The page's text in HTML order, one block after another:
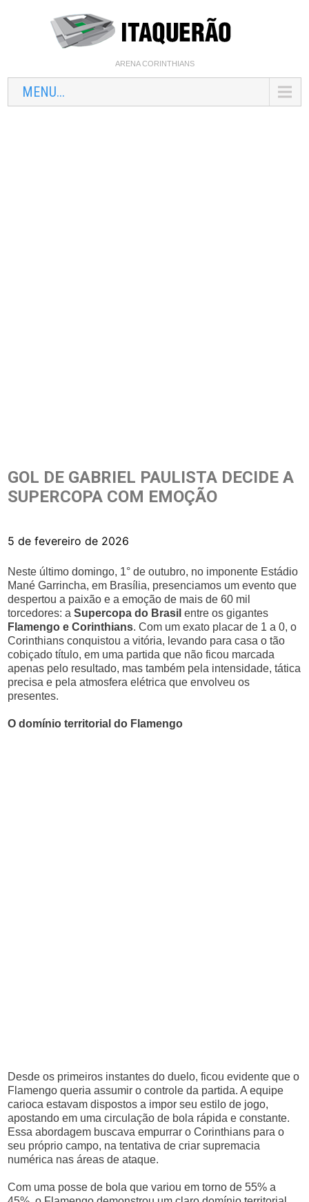
ARENA CORINTHIANS
MENU...
GOL DE GABRIEL PAULISTA DECIDE A
SUPERCOPA COM EMOÇÃO
5 de fevereiro de 2026
Neste último domingo, 1° de outubro, no imponente Estádio
Mané Garrincha, em Brasília, presenciamos um evento que
despertou a paixão e a emoção de mais de 60 mil
torcedores: aSupercopa do Brasil entre os gigantes
Flamengo e Corinthians. Com um exato placar de 1 a 0, o
Corinthians conquistou a vitória, levando para casa o tão
cobiçado título, em uma partida que não ficou marcada
apenas pelo resultado, mas também pela intensidade, tática
precisa e pela atmosfera elétrica que envolveu os
presentes.
O domínio territorial do Flamengo
Desde os primeiros instantes do duelo, ficou evidente que o
Flamengo queria assumir o controle da partida. A equipe
carioca estavam dispostos a impor seu estilo de jogo,
apostando em uma circulação de bola rápida e constante.
Essa abordagem buscava empurrar o Corinthians para o
seu próprio campo, na tentativa de criar supremacia
numérica nas áreas de ataque.
Com uma posse de bola que variou em torno de 55% a